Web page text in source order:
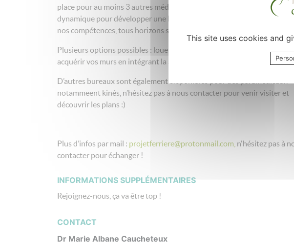
place pour au moins 3 autres médecins). On souhaite créer une équipe
dynamique pour développer une MSP agréable à vivre et s’entraider,
nos compétences, tous horizons sont les bienvenus.
Plusieurs options possibles : louer les locaux dans un premier temps,
acquérir vos murs en intégrant la SCI. Tout se discute selon vos envies !
D’autres bureaux sont également disponibles pour des paramédicaux
notammeent kinés, n’hésitez pas à nous contacter pour venir visiter et
découvrir les plans :)
Plus d’infos par mail : projetferriere@protonmail.com, n'hésitez pas à
contacter pour échanger !
INFORMATIONS SUPPLÉMENTAIRES
Rejoignez-nous, ça va être top !
CONTACT
Dr Marie Albane Caucheteux
This site uses cookies and